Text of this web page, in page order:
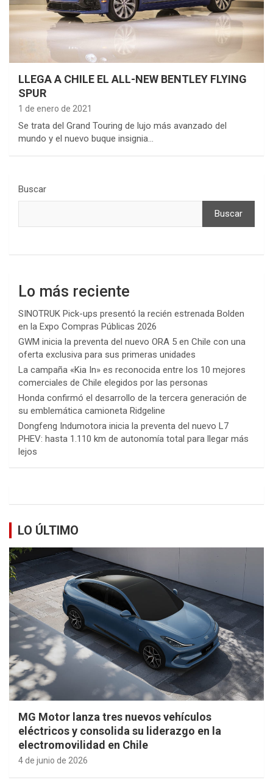
LLEGA A CHILE EL ALL-NEW BENTLEY FLYING
SPUR
1 de enero de 2021
Se trata del Grand Touring de lujo más avanzado del
mundo y el nuevo buque insignia…
Buscar
Buscar
Lo más reciente
SINOTRUK Pick-ups presentó la recién estrenada Bolden
en la Expo Compras Públicas 2026
GWM inicia la preventa del nuevo ORA 5 en Chile con una
oferta exclusiva para sus primeras unidades
La campaña «Kia In» es reconocida entre los 10 mejores
comerciales de Chile elegidos por las personas
Honda confirmó el desarrollo de la tercera generación de
su emblemática camioneta Ridgeline
Dongfeng Indumotora inicia la preventa del nuevo L7
PHEV: hasta 1.110 km de autonomía total para llegar más
lejos
LO ÚLTIMO
MG Motor lanza tres nuevos vehículos
eléctricos y consolida su liderazgo en la
electromovilidad en Chile
4 de junio de 2026